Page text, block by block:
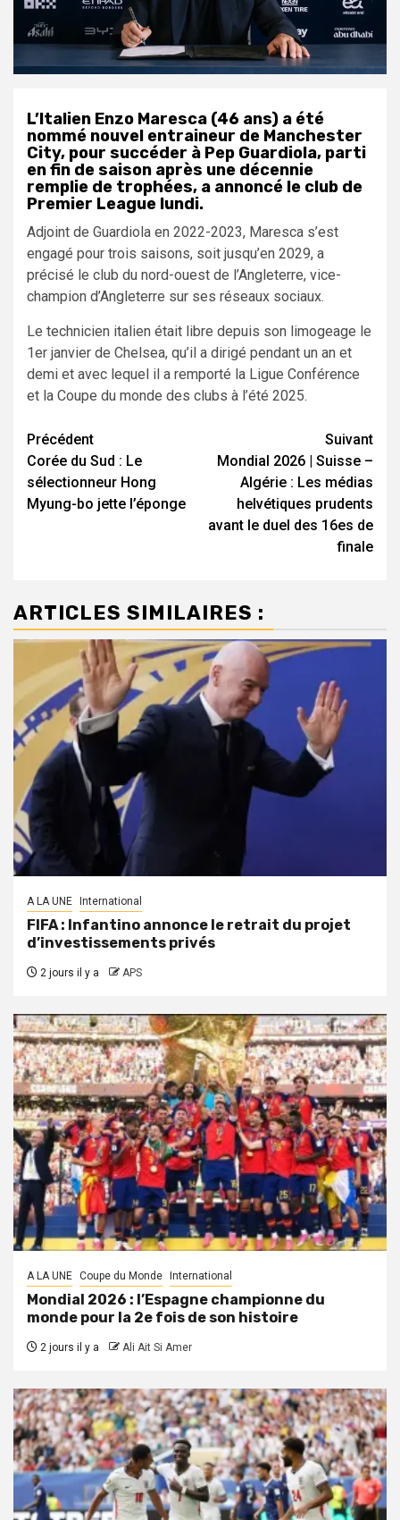
L’Italien Enzo Maresca (46 ans) a été
nommé nouvel entraineur de Manchester
City, pour succéder à Pep Guardiola, parti
en fin de saison après une décennie
remplie de trophées, a annoncé le club de
Premier League lundi.
Adjoint de Guardiola en 2022-2023, Maresca s’est
engagé pour trois saisons, soit jusqu’en 2029, a
précisé le club du nord-ouest de l’Angleterre, vice-
champion d’Angleterre sur ses réseaux sociaux.
Le technicien italien était libre depuis son limogeage le
1er janvier de Chelsea, qu’il a dirigé pendant un an et
demi et avec lequel il a remporté la Ligue Conférence
et la Coupe du monde des clubs à l’été 2025.
Navigation
d’article
Précédent
Corée du Sud : Le
sélectionneur Hong
Myung-bo jette l’éponge
Suivant
Mondial 2026 | Suisse –
Algérie : Les médias
helvétiques prudents
avant le duel des 16es de
finale
ARTICLES SIMILAIRES :
A LA UNE International
FIFA : Infantino annonce le retrait du projet
d’investissements privés
2 jours il y a APS
A LA UNE Coupe du Monde International
Mondial 2026 : l’Espagne championne du
monde pour la 2e fois de son histoire
2 jours il y a Ali Ait Si Amer